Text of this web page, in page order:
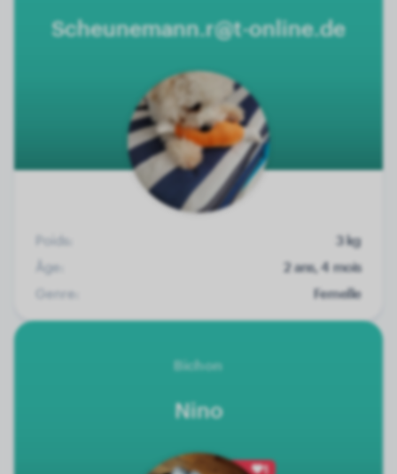
Scheunemann.r@t-online.de
Poids:
3 kg
Âge:
2 ans, 4 mois
Genre:
Femelle
Bichon
Nino
1